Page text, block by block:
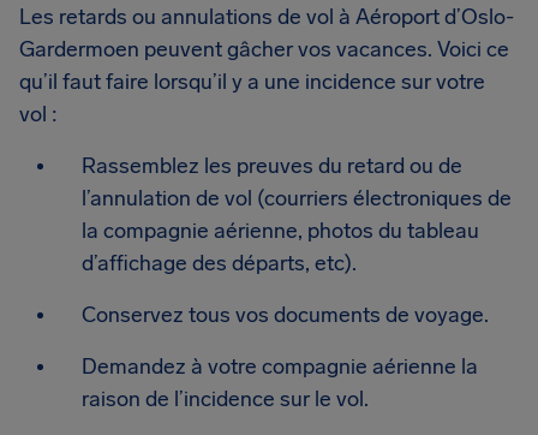
Les retards ou annulations de vol à Aéroport d’Oslo-
Gardermoen peuvent gâcher vos vacances. Voici ce
qu’il faut faire lorsqu’il y a une incidence sur votre
vol :
Rassemblez les preuves du retard ou de
l’annulation de vol (courriers électroniques de
la compagnie aérienne, photos du tableau
d’affichage des départs, etc).
Conservez tous vos documents de voyage.
Demandez à votre compagnie aérienne la
raison de l’incidence sur le vol.